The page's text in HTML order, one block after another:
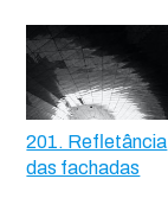
201. Refletância
das fachadas